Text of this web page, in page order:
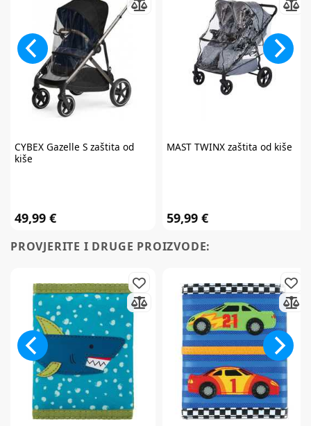
CYBEXGazelle S zaštita od
kiše
49,99 €
MAST TWINX zaštita od kiše
59,99 €
PROVJERITE I DRUGE PROIZVODE:
Prijavite se nanewsletter
PRIJAVITE SE
*Prijavom na newsletter pristajete da vam tvrtka AKIDS HR d.o.o. može
slati razne personalizirane komercijalne poruke na vašu e-mail adresu te
da se slažete s
općim uvjetima
* Promo kod za popust zaprimit ćete e-mailom u roku od 24 sata od prijave.
Promo kod za popust vrijedi samo za prvu narudžbu proizvoda po
redovnim cijenama u internet trgovini. Promo kod za popust ne vrijedi na
proizvode Cybex Platinum, Britax Römer Lux, Frida, Stokke, Babyzen,
Baby Brezza i Scoot & Ride te kod kupnje darovnih kartica i plaćanja
usluga. Promo kod za popust nije moguće kombinirati s aktualnim
akcijama i klupskim pogodnostima. Popusti se ne zbrajaju.Promo kod za